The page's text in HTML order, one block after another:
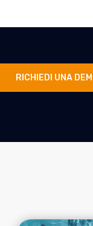
RICHIEDI UNA